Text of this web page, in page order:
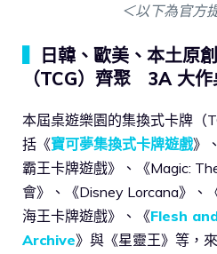
＜以下為官方
日韓、歐美、本土原
（TCG）齊聚 3A 大
本屆桌遊樂園的集換式卡牌（
括《寶可夢集換式卡牌遊戲》
霸王卡牌遊戲》、《Magic:
會》、《Disney Lorcana》、
海王卡牌遊戲》、《Flesh
Archive》與《星靈王》等，